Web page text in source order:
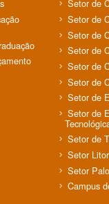
Setor de
Setor de
Setor de
Setor de
Setor de
Setor de
Setor de
Setor de
Setor de
Setor
Setor
Campus